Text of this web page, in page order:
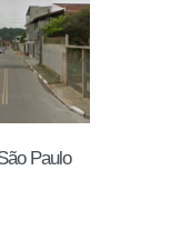
Paulo